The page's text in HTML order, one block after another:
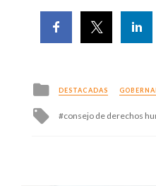
Posted
in
DESTACADAS
Tagged
consejo de derechos